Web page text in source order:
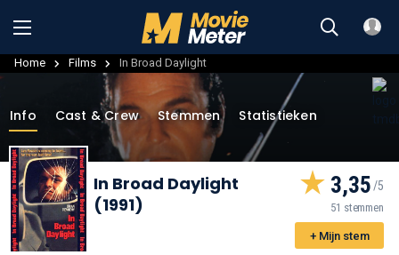
Home Films In Broad Daylight
Info Cast & Crew Stemmen Statistieken
In Broad Daylight
(1991)
3,35
51 stemmen
+ Mijn stem